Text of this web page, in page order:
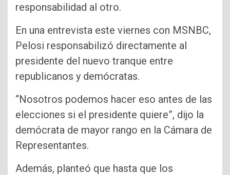
responsabilidad al otro.
En una entrevista este viernes con MSNBC,
Pelosi responsabilizó directamente al
presidente del nuevo tranque entre
republicanos y demócratas.
“Nosotros podemos hacer eso antes de las
elecciones si el presidente quiere”, dijo la
demócrata de mayor rango en la Cámara de
Representantes.
Además, planteó que hasta que los